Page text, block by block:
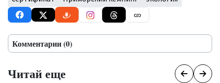
Комментарии (0)
Читай еще